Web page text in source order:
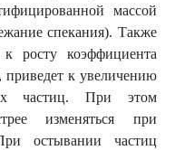
массой
спекания). Также
к росту коэффициента
приведет к увеличению
частиц. При этом
изменяться при
остывании частиц